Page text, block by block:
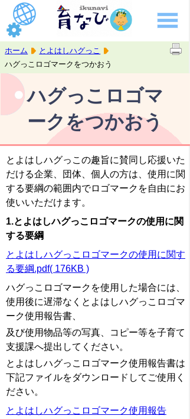
ホーム
とよはしハグっこ
ハグっこロゴマークをつかおう
ハグっこロゴマ
ークをつかおう
とよはしハグっこの趣旨に賛同し応援いた
だける企業、団体、個人の方は、使用に関
する要綱の範囲内でロゴマークを自由にお
使いいただけます。
1.とよはしハグっこロゴマークの使用に関
する要綱
とよはしハグっこロゴマークの使用に関す
る要綱.pdf( 176KB )
ハグっこロゴマークを使用した場合には、
使用後に遅滞なくとよはしハグっこロゴマ
ーク使用報告書、
及び使用物品等の写真、コピー等を子育て
支援課へ提出してください。
とよはしハグっこロゴマーク使用報告書は
下記ファイルをダウンロードしてご使用く
ださい。
とよはしハグっこロゴマーク使用報告